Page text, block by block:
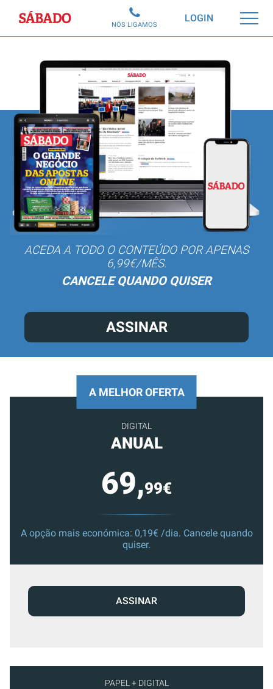
Sábado LOGIN
NÓS LIGAMOS
ACEDA A TODO O CONTEÚDO POR APENAS
6,99€/MÊS.
CANCELE QUANDO QUISER
ASSINAR
PAPEL + DIGITAL
A MELHOR OFERTA
DIGITAL
ANUAL
69,99€
A opção mais económica: 0,19€ /dia. Cancele quando
quiser.
ASSINAR